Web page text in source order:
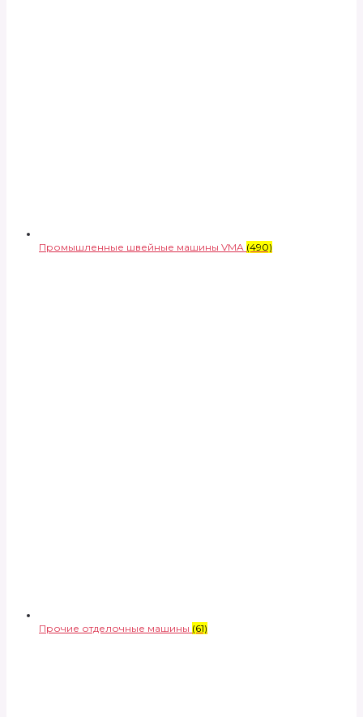
Промышленные швейные машины VMA (490)
Прочие отделочные машины (61)